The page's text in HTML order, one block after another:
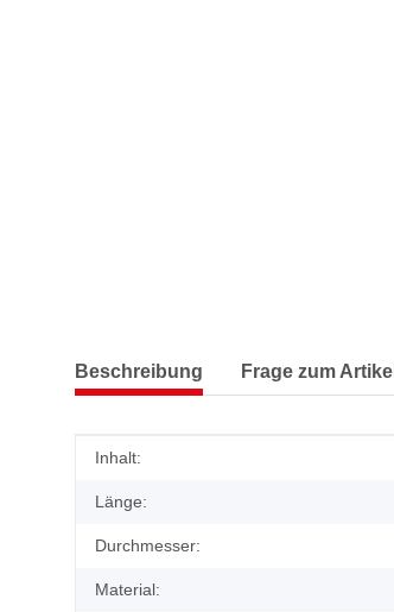
Beschreibung Frage zum Artikel
Produkteigenschaft
Wert
Inhalt:
Länge:
Durchmesser:
Material: